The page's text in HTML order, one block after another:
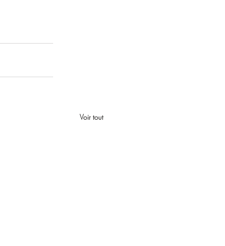
Voir tout